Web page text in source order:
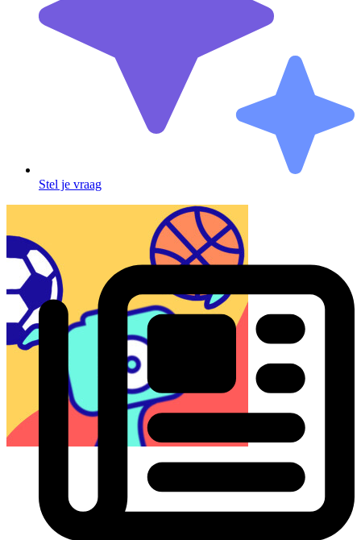
Stel je vraag